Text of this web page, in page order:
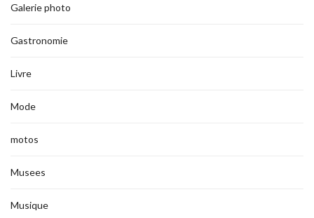
Galerie photo
Gastronomie
Livre
Mode
motos
Musees
Musique